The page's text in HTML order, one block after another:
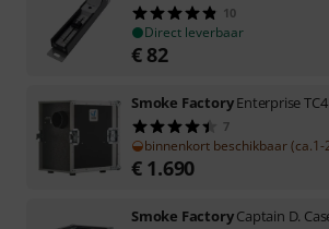
10
Direct leverbaar
€ 82
Smoke FactoryEnterprise TC4
7
binnenkort beschikbaar (ca.1-
€ 1.690
Smoke FactoryCaptain D.